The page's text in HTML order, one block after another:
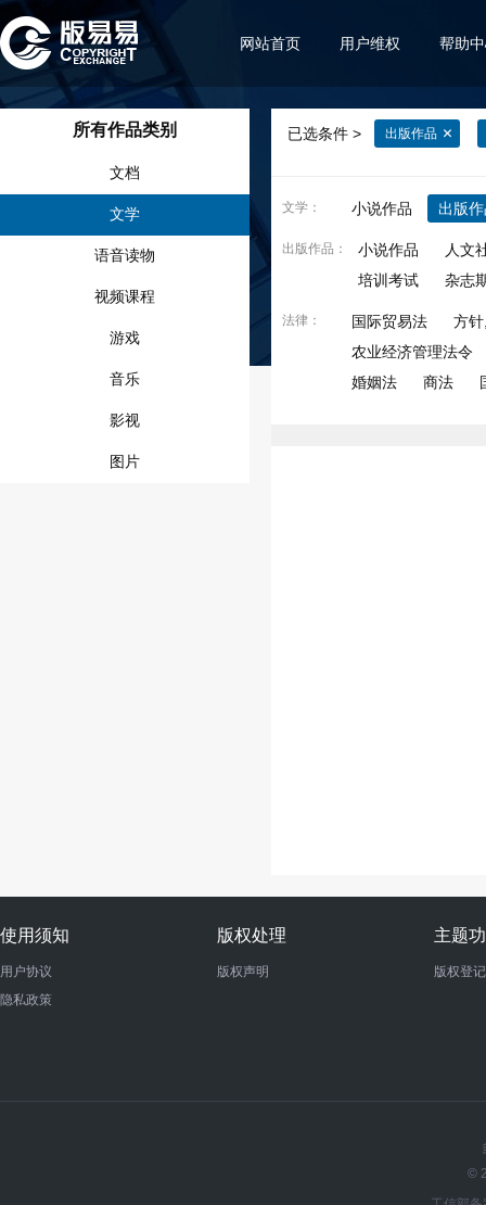
网站首页 用户维权 帮助
所有作品类别
文档
文学
语音读物
视频课程
游戏
音乐
影视
图片
已选条件 > 出版作品
文学 ： 小说作品 出版
出版作品 ： 小说作品
人文
培训考试
杂志
法律 ： 国际贸易法
方
农业经济管理法令
婚姻法
商法
使用须知
用户协议
隐私政策
版权处理
版权声明
主题
版权登
©